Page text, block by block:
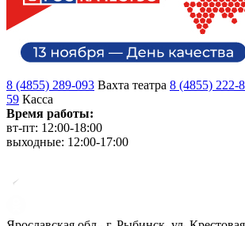
8 (4855) 289-093 Вахта театра 8 (4855) 222-
59 Касса
Время работы:
вт-пт: 12:00-18:00
выходные: 12:00-17:00